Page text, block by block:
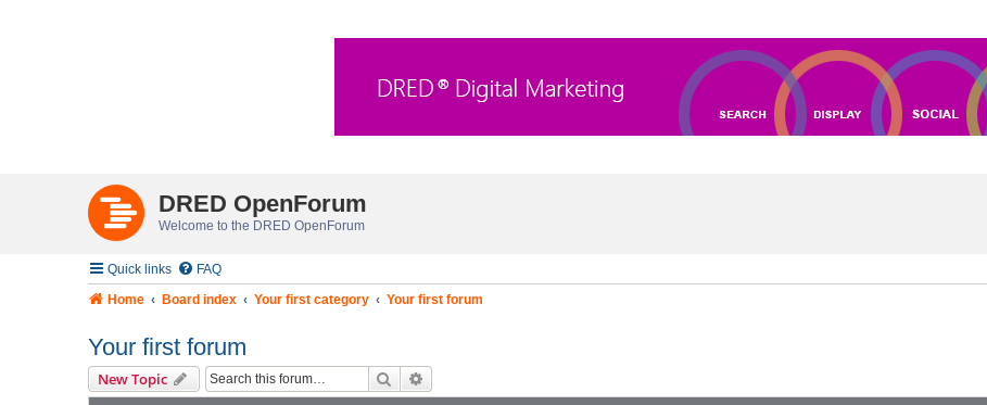
DRED OpenForum
Welcome to the DRED OpenForum
Quick links FAQ
Home
Board index Your first category Your first forum
Your first forum
New Topic Search